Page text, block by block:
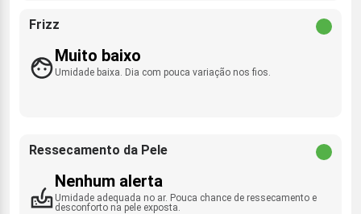
Frizz
Muito baixo
Umidade baixa. Dia com pouca variação nos fios.
Ressecamento da Pele
Nenhum alerta
Umidade adequada no ar. Pouca chance de ressecamento e
desconforto na pele exposta.